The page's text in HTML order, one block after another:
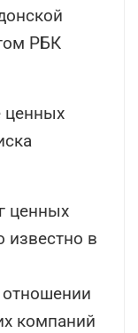
РБК
ценных
ценных
известно в
компаний